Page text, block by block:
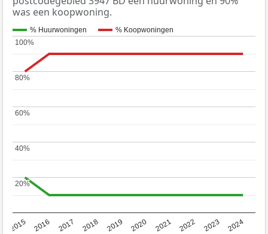
was een koopwoning.
% Huurwoningen % Koopwoningen
2015 2016 2017 2018 2019 2020 2021 2022 2023 2024
20%
20%
40%
40%
60%
60%
80%
80%
100%
100%